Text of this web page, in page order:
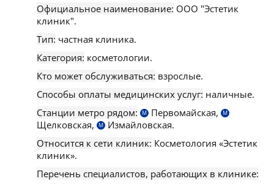
Официальное наименование: ООО "Эстетик
клиник".
Тип: частная клиника.
Категория: косметологии.
Кто может обслуживаться: взрослые.
Способы оплаты медицинских услуг: наличные.
Станции метро рядом:
М Первомайская, М
Щелковская, М
Измайловская.
Относится к сети клиник: Косметология «Эстетик
клиник».
Перечень специалистов, работающих в клинике: